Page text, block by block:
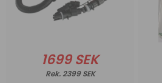
1699 SEK
2399 SEK